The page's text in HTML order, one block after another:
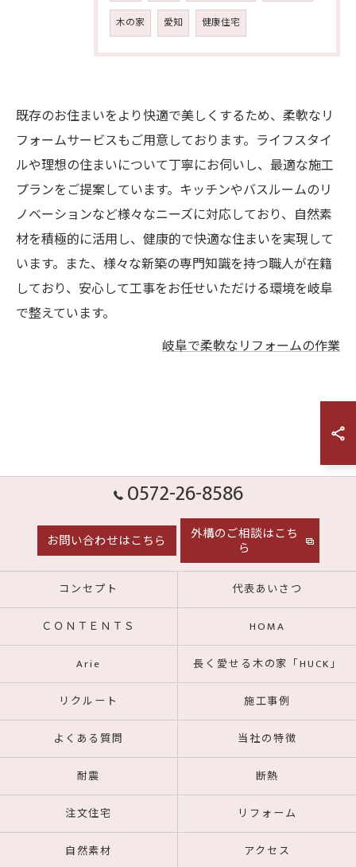
木の家 愛知 健康住宅
既存のお住まいをより快適で美しくするため、柔軟なリ
フォームサービスもご用意しております。ライフスタイ
ルや理想の住まいについて丁寧にお伺いし、最適な施工
プランをご提案しています。キッチンやバスルームのリ
ノベーションなど様々なニーズに対応しており、自然素
材を積極的に活用し、健康的で快適な住まいを実現して
います。また、様々な新築の専門知識を持つ職人が在籍
しており、安心して工事をお任せいただける環境を岐阜
で整えています。
岐阜で柔軟なリフォームの作業
0572-26-8586
お問い合わせはこちら 外構のご相談はこち
ら
コンセプト 代表あいさつ
ＣＯＮＴＥＮＴＳ HOMA
Arie 長く愛せる木の家「HUCK」
リクルート 施工事例
よくある質問 当社の特徴
耐震 断熱
注文住宅 リフォーム
自然素材 アクセス